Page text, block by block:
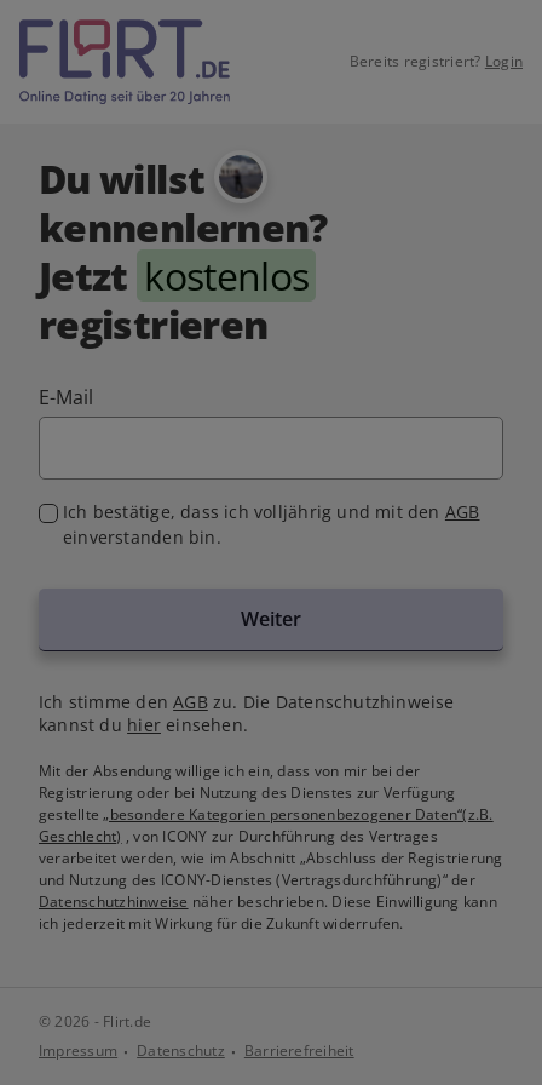
Bereits registriert? Login
Du willst
kennenlernen?
Jetzt kostenlos
registrieren
E-Mail
Ich bestätige, dass ich volljährig und mit den AGB
einverstanden bin.
Weiter
Ich stimme denAGB zu. Die Datenschutzhinweise
kannst du hiereinsehen.
Mit der Absendung willige ich ein, dass von mir bei der
Registrierung oder bei Nutzung des Dienstes zur Verfügung
gestellte„besondere Kategorien personenbezogener Daten“(z.B.
Geschlecht) , von ICONY zur Durchführung des Vertrages
verarbeitet werden, wie im Abschnitt „Abschluss der Registrierung
und Nutzung des ICONY-Dienstes (Vertragsdurchführung)“ der
Datenschutzhinweise näher beschrieben. Diese Einwilligung kann
ich jederzeit mit Wirkung für die Zukunft widerrufen.
© 2026 - Flirt.de
Impressum
Datenschutz Barrierefreiheit